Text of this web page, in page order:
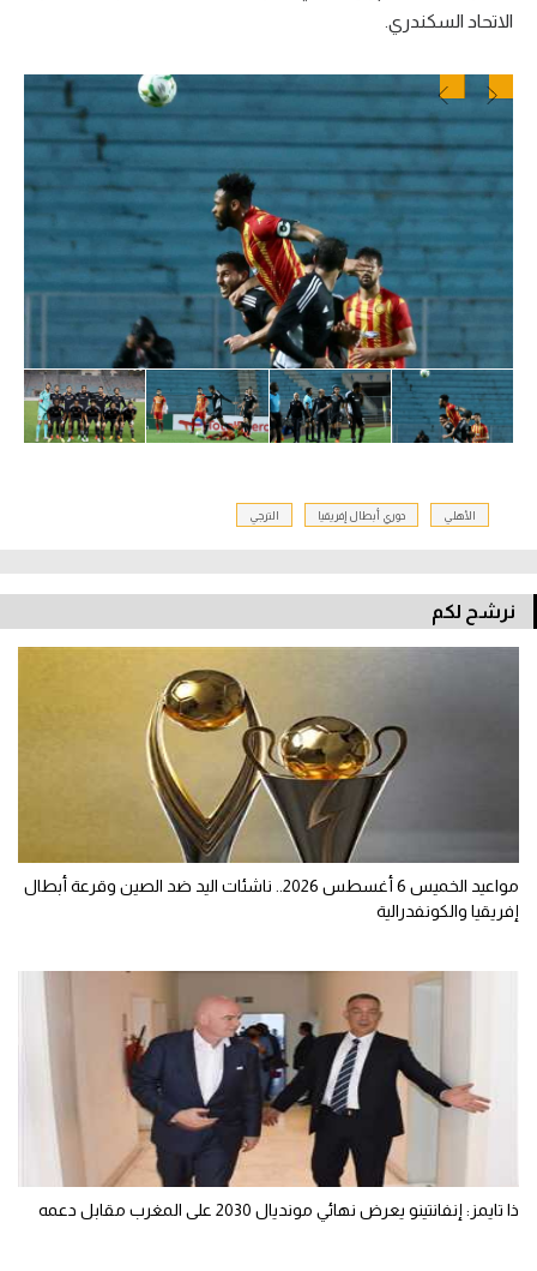
الاتحاد السكندري.
الأهلي دوري أبطال إفريقيا الترجي
نرشح لكم
مواعيد الخميس 6 أغسطس 2026.. ناشئات اليد ضد الصين وقرعة أبطال
إفريقيا والكونفدرالية
ذا تايمز: إنفانتينو يعرض نهائي مونديال 2030 على المغرب مقابل دعمه